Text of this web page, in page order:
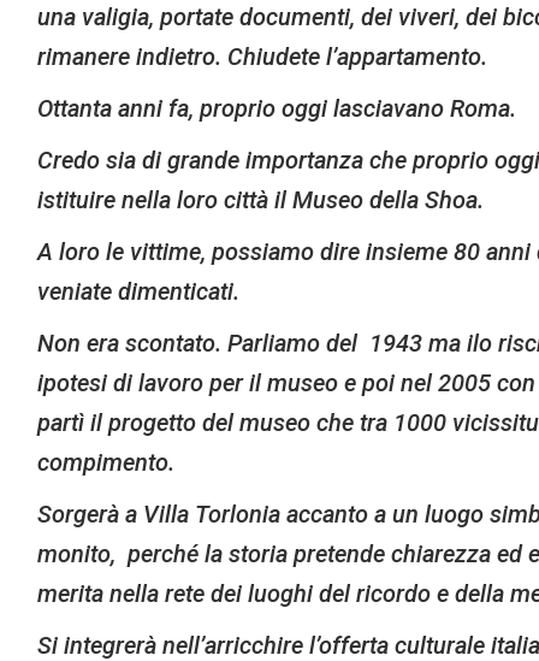
una valigia, portate documenti, dei viveri, dei
rimanere indietro. Chiudete l’appartamento.
Ottanta anni fa, proprio oggi lasciavano Roma.
Credo sia di grande importanza che proprio
istituire nella loro città il Museo della Shoa.
A loro le vittime, possiamo dire insieme 80
veniate dimenticati.
Non era scontato. Parliamo del 1943 ma ilo
ipotesi di lavoro per il museo e poi nel 2005
partì il progetto del museo che tra 1000
compimento.
Sorgerà a Villa Torlonia accanto a un luogo
monito, perché la storia pretende chiarezza ed
merita nella rete dei luoghi del ricordo e della
Si integrerà nell’arricchire l’offerta culturale